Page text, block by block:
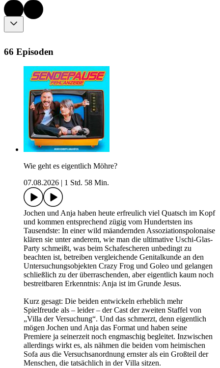
66 Episoden
Wie geht es eigentlich Möhre?
07.08.2026
1 Std. 58 Min.
Jochen und Anja haben heute erfreulich viel Quatsch im Kopf
und kommen entsprechend zügig vom Hundertsten ins
Tausendste: In einer wild mäandernden Assoziationspolonaise
klären sie unter anderem, wie man die ultimative Uschi-Glas-
Party schmeißt, was beim Schafescheren unbedingt zu
beachten ist, betreiben vergleichende Genitalkunde an den
Untersuchungsobjekten Crazy Frog und Goleo und gelangen
schließlich zu der überraschenden, aber eigentlich kaum noch
bestreitbaren Erkenntnis: Anja ist im Grunde Jesus.
Kurz gesagt: Die beiden entwickeln erheblich mehr
Spielfreude als – leider – der Cast der zweiten Staffel von
„Villa der Versuchung“. Und das schmerzt, denn eigentlich
mögen Jochen und Anja das Format und haben seine
Premiere ja seinerzeit noch engmaschig begleitet. Inzwischen
allerdings wirkt es, als nähmen die beiden vom heimischen
Sofa aus die Versuchsanordnung ernster als ein Großteil der
Menschen, die tatsächlich in der Villa sitzen.